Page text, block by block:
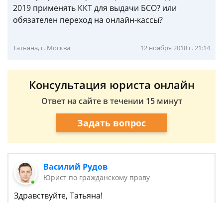
2019 применять ККТ для выдачи БСО? или
обязателен переход на онлайн-кассы?
Татьяна, г. Москва 12 ноября 2018 г. 21:14
Консультация юриста онлайн
Ответ на сайте в течении 15 минут
Задать вопрос
Василий Рудов
Юрист по гражданскому праву
Здравствуйте, Татьяна!